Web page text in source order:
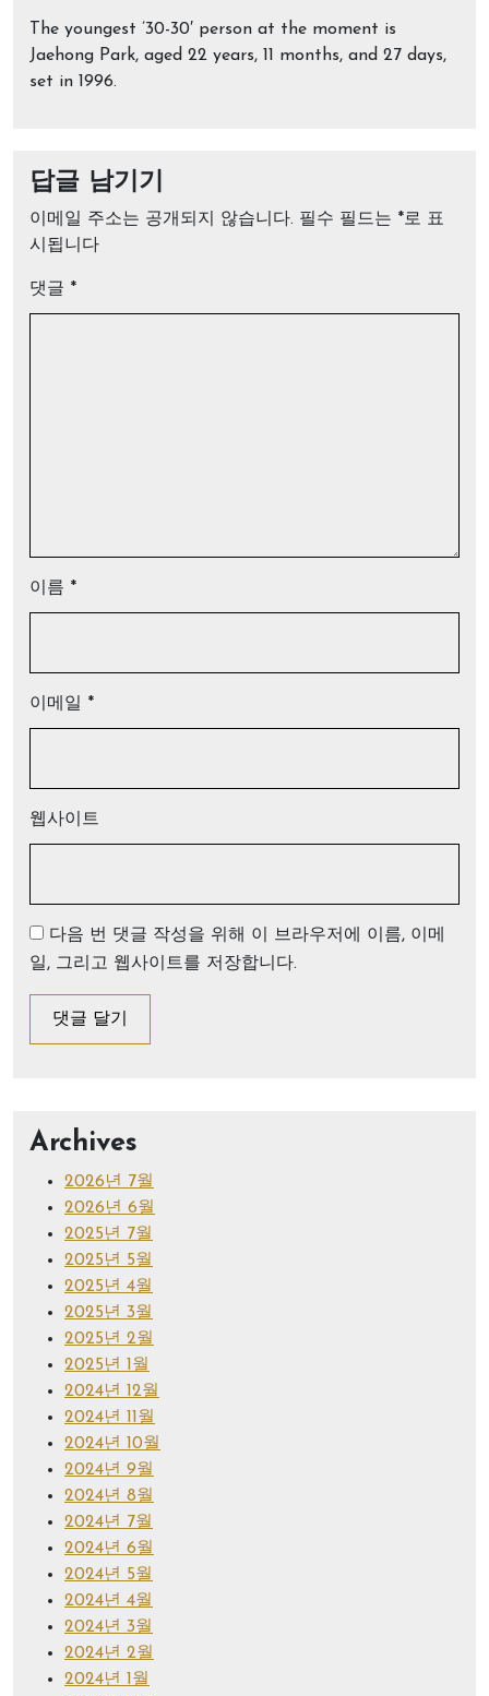
The youngest ’30-30′ person at the moment is
Jaehong Park, aged 22 years, 11 months, and 27 days,
set in 1996.
답글 남기기
이메일 주소는 공개되지 않습니다. 필수 필드는 *로 표
시됩니다
댓글 *
이름 *
이메일 *
웹사이트
다음 번 댓글 작성을 위해 이 브라우저에 이름, 이메
일, 그리고 웹사이트를 저장합니다.
Archives
2026년 7월
2026년 6월
2025년 7월
2025년 5월
2025년 4월
2025년 3월
2025년 2월
2025년 1월
2024년 12월
2024년 11월
2024년 10월
2024년 9월
2024년 8월
2024년 7월
2024년 6월
2024년 5월
2024년 4월
2024년 3월
2024년 2월
2024년 1월